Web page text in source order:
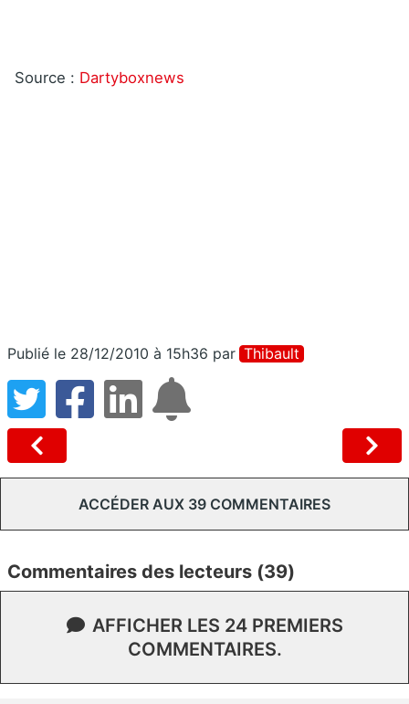
Source : Dartyboxnews
Publié le 28/12/2010 à 15h36 par Thibault
ACCÉDER AUX 39 COMMENTAIRES
Commentaires des lecteurs (39)
AFFICHER LES 24 PREMIERS
COMMENTAIRES.